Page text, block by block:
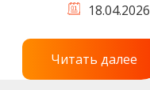
18.04.2026
Читать далее